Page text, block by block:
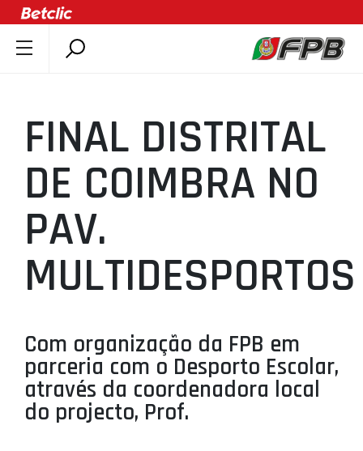
ÚLTIMAS
COMPETIÇÕES
ASSOCIAÇÕES
CLUBES
AGENTES
AGENDA
MINIBASQUETE
ÁREA TÉCNICA
PROJETOS
LIGA BETCLIC MASCULINA
FINAL DISTRITAL
DE COIMBRA NO
PAV.
MULTIDESPORTOS
Com organização da FPB em
parceria com o Desporto Escolar,
através da coordenadora local
do projecto, Prof.